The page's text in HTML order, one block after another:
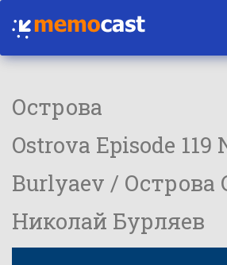
Острова
Ostrova Episode 119
Burlyaev / Острова
Николай Бурляев